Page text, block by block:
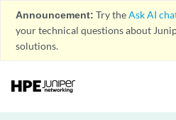
Announcement: Try theAsk AI
your technical questions about
solutions.